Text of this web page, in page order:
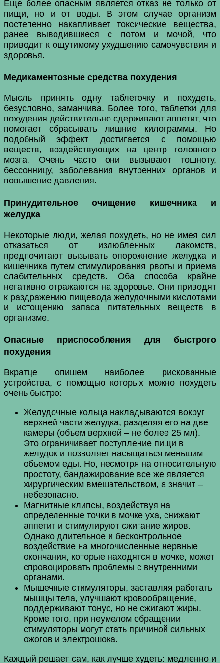
Еще более опасным является отказ не только от
пищи, но и от воды. В этом случае организм
постепенно накапливает токсические вещества,
ранее выводившиеся с потом и мочой, что
приводит к ощутимому ухудшению самочувствия и
здоровья.
Медикаментозные средства похудения
Мысль принять одну таблеточку и похудеть,
безусловно, заманчива. Более того, таблетки для
похудения действительно сдерживают аппетит, что
помогает сбрасывать лишние килограммы. Но
подобный эффект достигается с помощью
веществ, воздействующих на центр головного
мозга. Очень часто они вызывают тошноту,
бессонницу, заболевания внутренних органов и
повышение давления.
Принудительное очищение кишечника и
желудка
Некоторые люди, желая похудеть, но не имея сил
отказаться от излюбленных лакомств,
предпочитают вызывать опорожнение желудка и
кишечника путем стимулирования рвоты и приема
слабительных средств. Оба способа крайне
негативно отражаются на здоровье. Они приводят
к раздражению пищевода желудочными кислотами
и истощению запаса питательных веществ в
организме.
Опасные приспособления для быстрого
похудения
Вкратце опишем наиболее рискованные
устройства, с помощью которых можно похудеть
очень быстро:
Желудочные кольца накладываются вокруг
верхней части желудка, разделяя его на две
камеры (объем верхней – не более 25 мл).
Это ограничивает поступление пищи в
желудок и позволяет насыщаться меньшим
объемом еды. Но, несмотря на относительную
простоту, бандажирование все же является
хирургическим вмешательством, а значит –
небезопасно.
Магнитные клипсы, воздействуя на
определенные точки в мочке уха, снижают
аппетит и стимулируют сжигание жиров.
Однако длительное и бесконтрольное
воздействие на многочисленные нервные
окончания, которые находятся в мочке, может
спровоцировать проблемы с внутренними
органами.
Мышечные стимуляторы, заставляя работать
мышцы тела, улучшают кровообращение,
поддерживают тонус, но не сжигают жиры.
Кроме того, при неумелом обращении
стимуляторы могут стать причиной сильных
ожогов и электрошока.
Каждый решает сам, как лучше худеть: медленно и